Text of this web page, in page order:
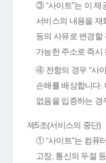
③ “사이트”는 이 제
서비스의 내용을 재
등의 사유로 변경할
가능한 주소로 즉시
④ 전항의 경우 “사
손해를 배상합니다.
없음을 입증하는 경
제5조(서비스의 중단)
① “사이트”는 컴퓨
고장, 통신의 두절